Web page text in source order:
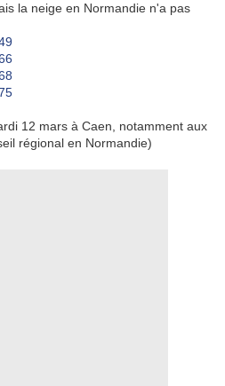
la neige en Normandie n'a pas
12 mars à Caen, notamment aux
régional en Normandie)